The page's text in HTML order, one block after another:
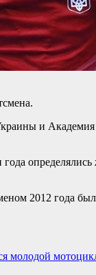
и Академия
2012 года
молодой